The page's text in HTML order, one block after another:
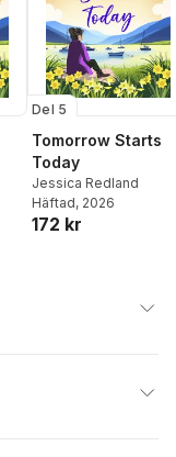
Del 5
Tomorrow Starts
Today
Jessica Redland
Häftad, 2026
172 kr